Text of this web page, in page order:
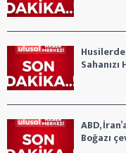
ABD,
Boğazı